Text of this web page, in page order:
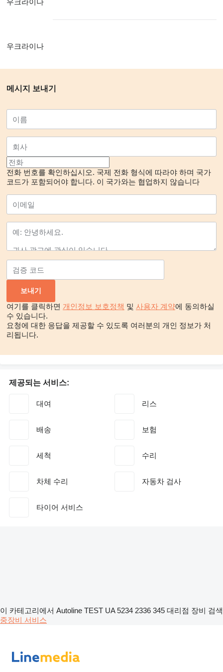
제공되는 서비스:
대여 리스
배송 보험
세척 수리
차체 수리 자동차 검사
타이어 서비스
우크라이나
우크라이나
메시지 보내기
전화 번호를 확인하십시오. 국제 전화 형식에 따라야 하며 국가
코드가 포함되어야 합니다. 이 국가와는 협업하지 않습니다
여기를 클릭하면 개인정보 보호정책 및 사용자 계약에 동의하실
수 있습니다.
요청에 대한 응답을 제공할 수 있도록 여러분의 개인 정보가 처
리됩니다.
이 카테고리에서 Autoline TEST UA 5234 2336 345 대리점 장비 검색
중장비 서비스